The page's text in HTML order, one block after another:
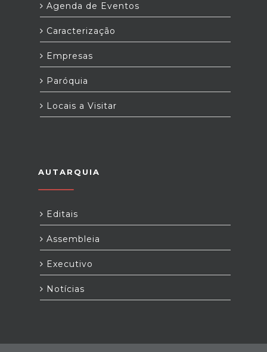
Agenda de Eventos
Caracterização
Empresas
Paróquia
Locais a Visitar
AUTARQUIA
Editais
Assembleia
Executivo
Notícias